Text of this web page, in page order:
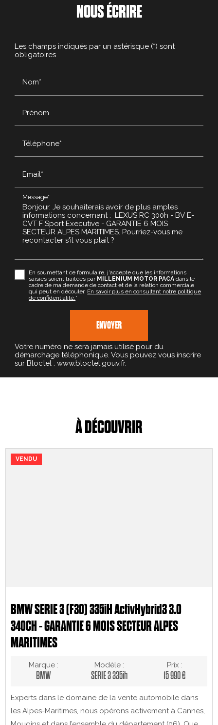
NOUS ÉCRIRE
Les champs indiqués par un astérisque (*) sont
obligatoires
Nom*
Prénom
Téléphone*
Email*
Message*
En soumettant ce formulaire, j'accepte que les informations
saisies soient traitées par MILLENIUM MOTOR PACA dans le
cadre de ma demande de contact et de la relation commerciale
qui peut en découler. En savoir plus en consultant notre politique
de confidentialité. *
Votre numéro ne sera jamais utilisé pour du
démarchage téléphonique. Vous pouvez vous inscrire
sur Bloctel : www.bloctel.gouv.fr.
À DÉCOUVRIR
VENDU
BMW SERIE 3 (F30) 335iH ActivHybrid3 3.0
340CH - GARANTIE 6 MOIS SECTEUR ALPES
MARITIMES
Marque :
BMW
Modèle :
SERIE 3 335ih
Prix :
15 990 €
Experts dans le domaine de la vente automobile dans
les Alpes-Maritimes, nous opérons activement à Cannes,